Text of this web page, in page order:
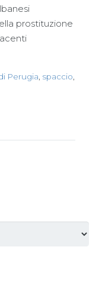
prostituzione
Perugia, spaccio,